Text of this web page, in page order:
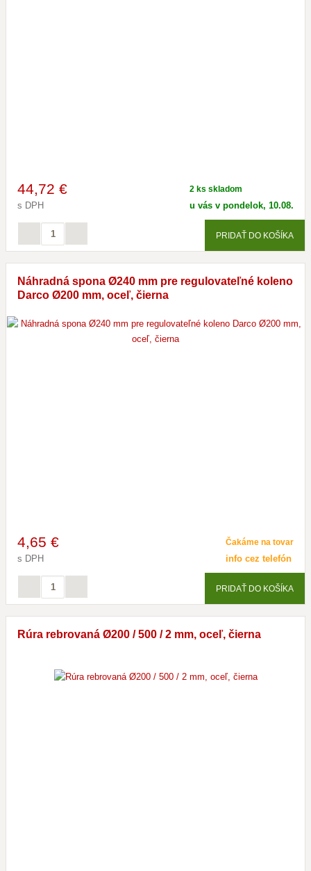
44,72 €
s DPH
2 ks skladom
u vás v pondelok, 10.08.
PRIDAŤ DO KOŠÍKA
Náhradná spona Ø240 mm pre regulovateľné koleno
Darco Ø200 mm, oceľ, čierna
4,65 €
s DPH
Čakáme na tovar
info cez telefón
PRIDAŤ DO KOŠÍKA
Rúra rebrovaná Ø200 / 500 / 2 mm, oceľ, čierna